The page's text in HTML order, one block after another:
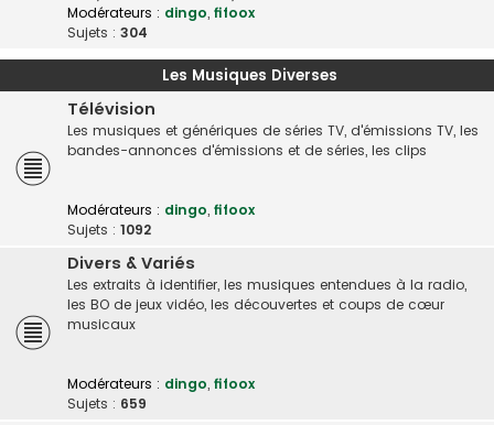
Modérateurs : dingo, fifoox
Sujets : 304
Les Musiques Diverses
Télévision
Les musiques et génériques de séries TV, d'émissions TV, les
bandes-annonces d'émissions et de séries, les clips
Modérateurs : dingo, fifoox
Sujets : 1092
Divers & Variés
Les extraits à identifier, les musiques entendues à la radio,
les BO de jeux vidéo, les découvertes et coups de cœur
musicaux
Modérateurs : dingo, fifoox
Sujets : 659